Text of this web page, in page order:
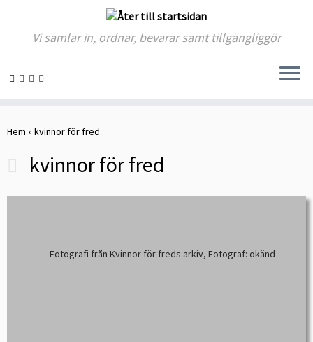
to
Vi samlar in, ordnar, bevarar samt tillgängliggör
Hem » kvinnor för fred
kvinnor för fred